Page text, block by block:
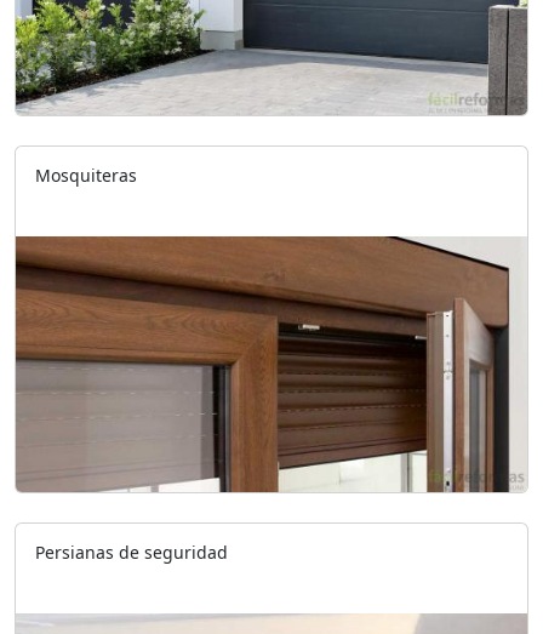
Mosquiteras
Persianas de seguridad